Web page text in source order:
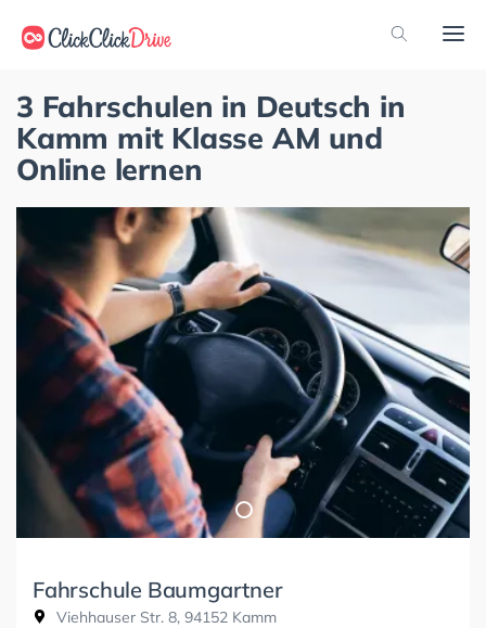
3 Fahrschulen in Deutsch in
Kamm mit Klasse AM und
Online lernen
Fahrschule Baumgartner
Viehhauser Str. 8, 94152 Kamm